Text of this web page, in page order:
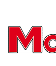
contenido